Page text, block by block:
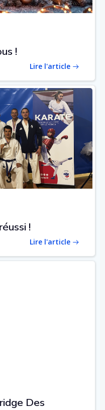
!
Lire l'article
!
Lire l'article
Des